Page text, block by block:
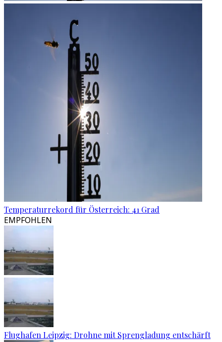
Temperaturrekord für Österreich: 41 Grad
EMPFOHLEN
Flughafen Leipzig: Drohne mit Sprengladung entschärft